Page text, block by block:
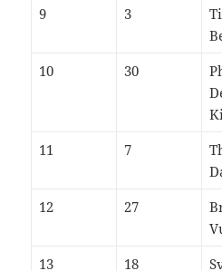
9
3
10 30
11 7
12 27
13 18